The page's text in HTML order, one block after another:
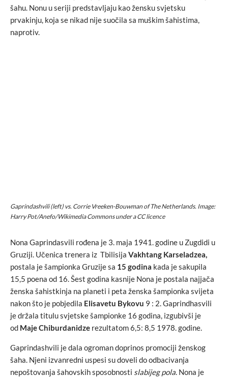
šahu. Nonu u seriji predstavljaju kao žensku svjetsku
prvakinju, koja se nikad nije suočila sa muškim šahistima,
naprotiv.
Gaprindashvili (left) vs. Corrie Vreeken-Bouwman of The Netherlands. Image:
Harry Pot/Anefo/Wikimedia Commons under a CC licence
Nona Gaprindasvili rođena je 3. maja 1941. godine u Zugdidi u
Gruziji. Učenica trenera iz Tbilisija Vakhtang Karseladzea,
postala je šampionka Gruzije sa 15 godina kada je sakupila
15,5 poena od 16. Šest godina kasnije Nona je postala najjača
ženska šahistkinja na planeti i peta ženska šampionka svijeta
nakon što je pobjedila Elisavetu Bykovu 9 : 2. Gaprindhasvili
je držala titulu svjetske šampionke 16 godina, izgubivši je
od Maje Chiburdanidze rezultatom 6,5: 8,5 1978. godine.
Gaprindashvili je dala ogroman doprinos promociji ženskog
šaha. Njeni izvanredni uspesi su doveli do odbacivanja
nepoštovanja šahovskih sposobnosti slabijeg pola. Nona je